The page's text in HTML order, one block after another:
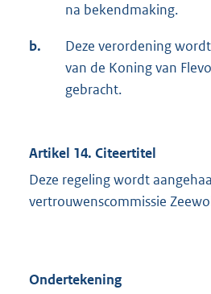
na bekendmaking.
b.
Deze verordening
van de Koning van
gebracht.
Artikel 14. Citeertitel
Deze regeling wordt
vertrouwenscommissie
Ondertekening